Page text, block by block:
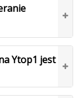
Ytop1 jest